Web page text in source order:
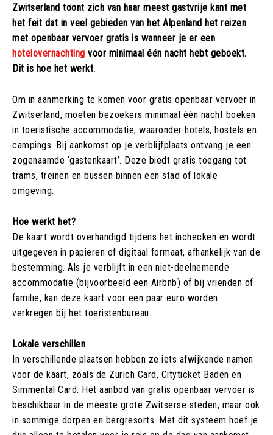
Zwitserland toont zich van haar meest gastvrije kant met
het feit dat in veel gebieden van het Alpenland het reizen
met openbaar vervoer gratis is wanneer je er een
hotelovernachting voor minimaal één nacht hebt geboekt.
Dit is hoe het werkt.
Om in aanmerking te komen voor gratis openbaar vervoer in
Zwitserland, moeten bezoekers minimaal één nacht boeken
in toeristische accommodatie, waaronder hotels, hostels en
campings. Bij aankomst op je verblijfplaats ontvang je een
zogenaamde ‘gastenkaart’. Deze biedt gratis toegang tot
trams, treinen en bussen binnen een stad of lokale
omgeving.
Hoe werkt het?
De kaart wordt overhandigd tijdens het inchecken en wordt
uitgegeven in papieren of digitaal formaat, afhankelijk van de
bestemming. Als je verblijft in een niet-deelnemende
accommodatie (bijvoorbeeld een Airbnb) of bij vrienden of
familie, kan deze kaart voor een paar euro worden
verkregen bij het toeristenbureau.
Lokale verschillen
In verschillende plaatsen hebben ze iets afwijkende namen
voor de kaart, zoals de Zurich Card, Cityticket Baden en
Simmental Card. Het aanbod van gratis openbaar vervoer is
beschikbaar in de meeste grote Zwitserse steden, maar ook
in sommige dorpen en bergresorts. Met dit systeem hoef je